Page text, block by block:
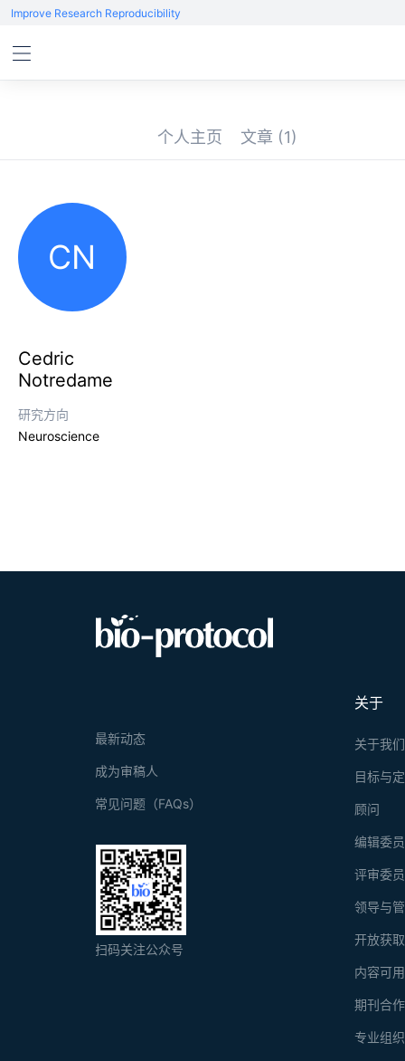
Improve Research Reproducibility
个人主页 文章 (1)
CN
Cedric
Notredame
研究方向
Neuroscience
关于
关于我们
目标与
顾问
编辑委
评审委
领导与
开放获
内容可
期刊合
专业组
最新动态
成为审稿人
常见问题（FAQs）
扫码关注公众号